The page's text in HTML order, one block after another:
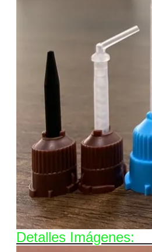
Detalles Imágenes: